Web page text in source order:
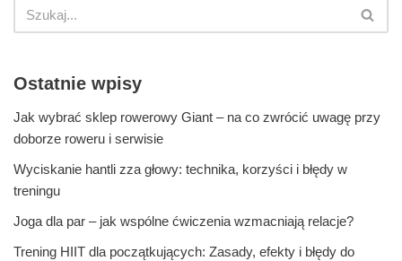
Ostatnie wpisy
Jak wybrać sklep rowerowy Giant – na co zwrócić uwagę przy
doborze roweru i serwisie
Wyciskanie hantli zza głowy: technika, korzyści i błędy w
treningu
Joga dla par – jak wspólne ćwiczenia wzmacniają relacje?
Trening HIIT dla początkujących: Zasady, efekty i błędy do